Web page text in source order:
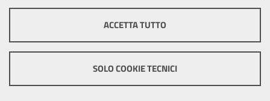
ottimale per ogni utente. Essi non raccolgono i tuoi dati e le tue
informazioni di navigazione per scopi di marketing e profilazione, e
pertanto possono essere utilizzati senza bisogno di acquisire il tuo
Mostra altre informazioni
ACCETTA TUTTO
SOLO COOKIE TECNICI
Mappa del sito
Cookie